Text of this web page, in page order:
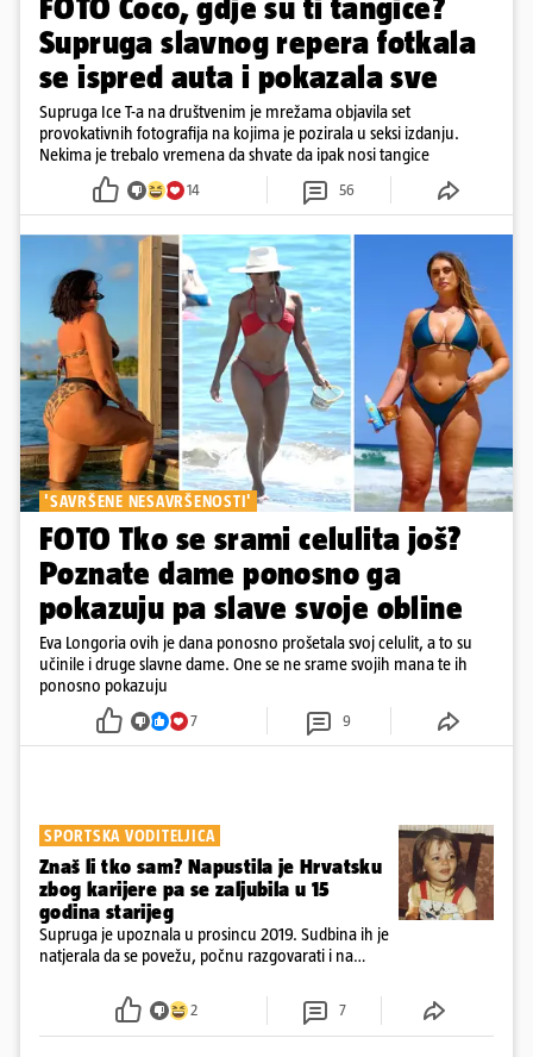
FOTO Coco, gdje su ti tangice?
Supruga slavnog repera fotkala
se ispred auta i pokazala sve
Supruga Ice T-a na društvenim je mrežama objavila set
provokativnih fotografija na kojima je pozirala u seksi izdanju.
Nekima je trebalo vremena da shvate da ipak nosi tangice
14 56
'SAVRŠENE NESAVRŠENOSTI'
FOTO Tko se srami celulita još?
Poznate dame ponosno ga
pokazuju pa slave svoje obline
Eva Longoria ovih je dana ponosno prošetala svoj celulit, a to su
učinile i druge slavne dame. One se ne srame svojih mana te ih
ponosno pokazuju
7 9
SPORTSKA VODITELJICA
Znaš li tko sam? Napustila je Hrvatsku
zbog karijere pa se zaljubila u 15
godina starijeg
Supruga je upoznala u prosincu 2019. Sudbina ih je
natjerala da se povežu, počnu razgovarati i na
2 7